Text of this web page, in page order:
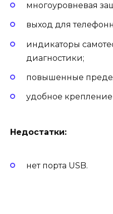
многоуровневая
выход для
индикаторы
диагностики;
повышенные
удобное крепление
Недостатки:
нет порта USB.